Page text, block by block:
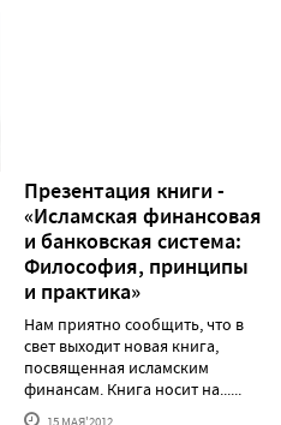
Презентация книги -
«Исламская финансовая
и банковская система:
Философия, принципы
и практика»
Нам приятно сообщить, что в
свет выходит новая книга,
посвященная исламским
финансам. Книга носит на......
15 МАЯ'2012